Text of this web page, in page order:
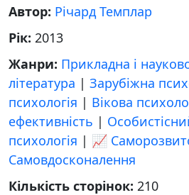
Автор: Річард Темплар
Рік: 2013
Жанри: Прикладна і
література | Зарубіжна
психологія | Вікова
ефективність |
психологія | 📈
Самовдосконалення
Кількість сторінок: 210